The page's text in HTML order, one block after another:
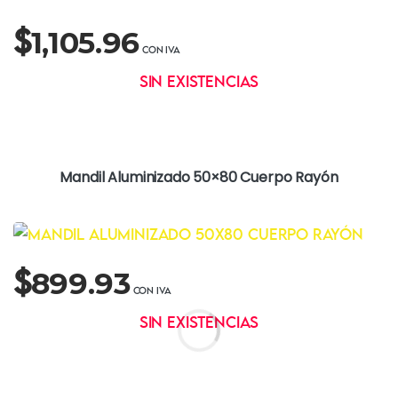
$1,105.96
Sin existencias
Mandil Aluminizado 50×80 Cuerpo Rayón
$899.93
Sin existencias